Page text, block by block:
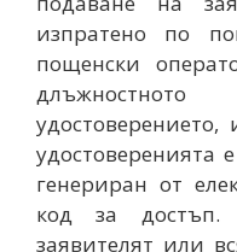
изпратено по
пощенски
удостоверенията
генериран от
код за
заявителят или